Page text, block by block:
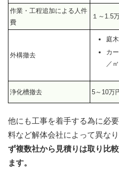
作業・工程追加による人件
費
１～1.5
外構撤去
庭
カ
／㎡
浄化槽撤去 5～10万
他にも工事を着手する為に必
料など解体会社によって異な
ず複数社から見積りは取り比
ます。